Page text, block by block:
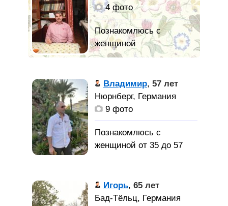
4 фото
качества: Спокойный
характер, аккуратность,
целеустремленность,
воспитанность, упорство,
настойчивость,
хобби: психология,
философия.
Владимир, 57 лет
Нюрнберг, Германия
9 фото
Познакомлюсь с
женщиной от 35 до 57
Подробности в
переписке,
Игорь, 65 лет
Бад-Тёльц, Германия